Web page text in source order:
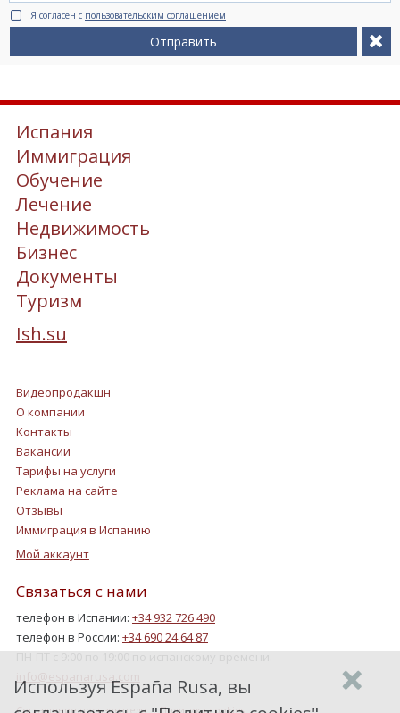
Я согласен с пользовательским соглашением
Отправить
Испания
Иммиграция
Обучение
Лечение
Недвижимость
Бизнес
Документы
Туризм
Ish.su
Видеопродакшн
О компании
Контакты
Вакансии
Тарифы на услуги
Реклама на сайте
Отзывы
Иммиграция в Испанию
Мой аккаунт
Связаться с нами
телефон в Испании: +34 932 726 490
телефон в России: +34 690 24 64 87
Используя España Rusa, вы